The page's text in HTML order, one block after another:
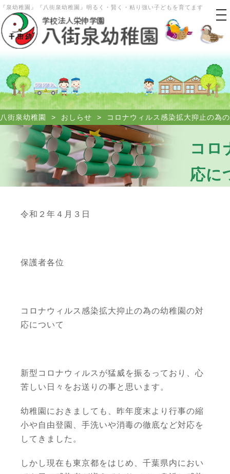
『泉幼稚園』『八街泉幼稚園』明るく・賢く・粘り強い子どもを育てます
八街泉幼稚園 > おしらせ > コロナウィルス感染拡大抑止の為
コロ
応に
令和２年４月３日
保護者各位
コロナウィルス感染拡大抑止の為の幼稚園の対
応について
新型コロナウィルスが猛威を振るっており、心
苦しい日々をお送りの事と思います。
幼稚園におきましても、昨年度末より行事の縮
小や自由登園、手洗いや消毒の徹底など対応を
してきました。
しかし現在も東京都をはじめ、千葉県内におい